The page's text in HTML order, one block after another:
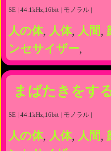
SE | 44.1kHz,16bit | モノラル |
人の体, 人体, 人間,
ンセサイザー,
まばたきをす
SE | 44.1kHz,16bit | モノラル |
人の体, 人体, 人間,